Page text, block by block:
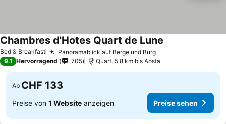
Bed & Breakfast Panoramablick auf Berge und Burg
Chambres d'Hotes Quart de Lune
9.1 Hervorragend 705 Quart, 5.8 km bis Aosta
Ab CHF 133
Preise von 1 Website anzeigen Preise sehen